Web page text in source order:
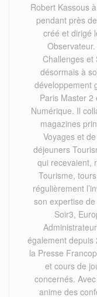
Robert Kassous
pendant près
créé et dirigé
Challenges et
désormais à
développement
Paris Master
Numérique. Il
magazines
Voyages et
déjeuners
qui recevaient,
Tourisme,
régulièrement
son expertise
Soir3,
également depuis
la Presse
et cours de
concernés.
anime des